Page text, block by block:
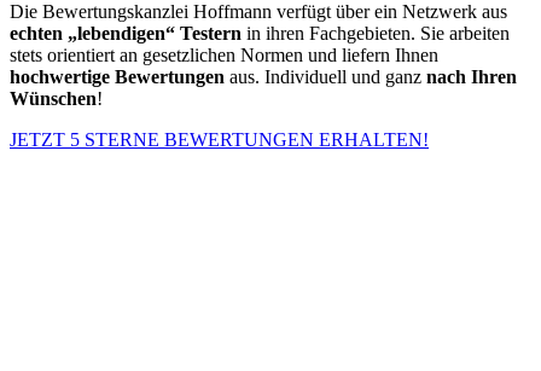
Die Bewertungskanzlei Hoffmann verfügt über ein Netzwerk aus
echten „lebendigen“ Testern in ihren Fachgebieten. Sie arbeiten
stets orientiert an gesetzlichen Normen und liefern Ihnen
hochwertige Bewertungen aus. Individuell und ganz nach Ihren
Wünschen!
JETZT 5 STERNE BEWERTUNGEN ERHALTEN!